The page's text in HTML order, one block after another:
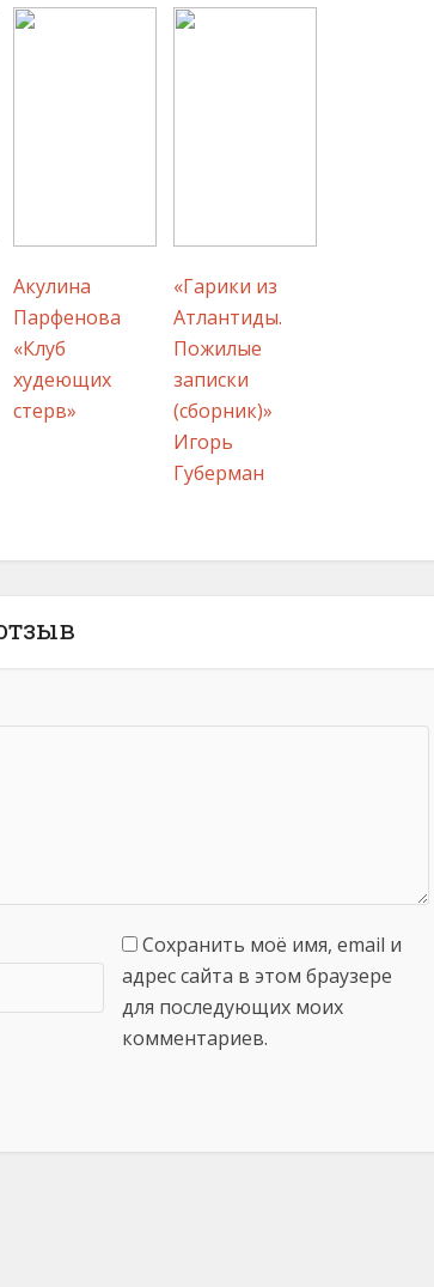
Акулина
Парфенова
«Клуб
худеющих
стерв»
«Гарики из
Атлантиды.
Пожилые
записки
(сборник)»
Игорь
Губерман
Сохранить моё имя, email и
адрес сайта в этом браузере
для последующих моих
комментариев.